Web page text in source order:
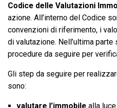
Codice delle Valutazioni
azione. All’interno del Codice
convenzioni di riferimento, i
di valutazione. Nell’ultima
procedure da seguire per
Gli step da seguire per
sono:
valutare l’immobile alla